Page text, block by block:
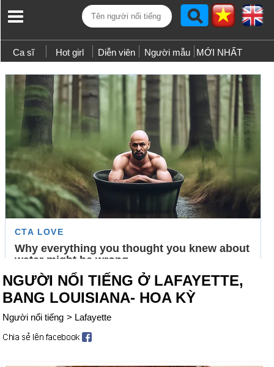
Ca sĩ Hot girl Diễn viên Người mẫu MỚI NHẤT
NGƯỜI NỔI TIẾNG Ở LAFAYETTE,
BANG LOUISIANA- HOA KỲ
Người nổi tiếng > Lafayette